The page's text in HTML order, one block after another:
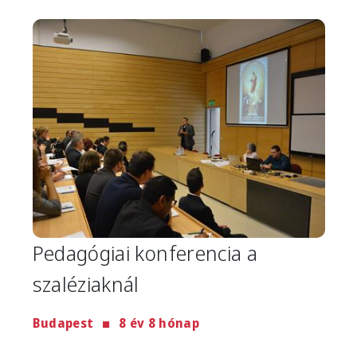
Image
Pedagógiai konferencia a
szaléziaknál
Budapest 8 év 8 hónap